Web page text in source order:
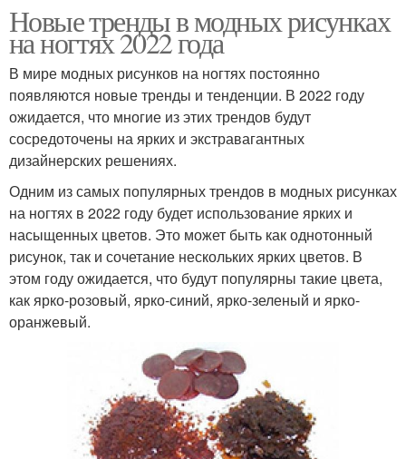
Новые тренды в модных рисунках
на ногтях 2022 года
В мире модных рисунков на ногтях постоянно
появляются новые тренды и тенденции. В 2022 году
ожидается, что многие из этих трендов будут
сосредоточены на ярких и экстравагантных
дизайнерских решениях.
Одним из самых популярных трендов в модных рисунках
на ногтях в 2022 году будет использование ярких и
насыщенных цветов. Это может быть как однотонный
рисунок, так и сочетание нескольких ярких цветов. В
этом году ожидается, что будут популярны такие цвета,
как ярко-розовый, ярко-синий, ярко-зеленый и ярко-
оранжевый.